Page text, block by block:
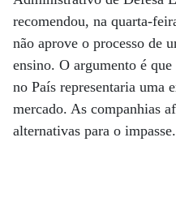
recomendou, na quarta-
não aprove o processo de
ensino. O argumento é
no País representaria uma
mercado. As companhias
alternativas para o impasse.